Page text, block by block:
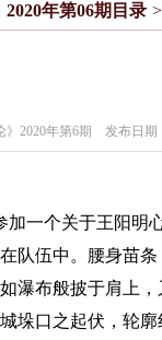
2020年第06期目录 >
2020年第6期 发布日期
一个关于王阳明
队伍中。腰身苗
瀑布般披于肩上
垛口之起伏，轮